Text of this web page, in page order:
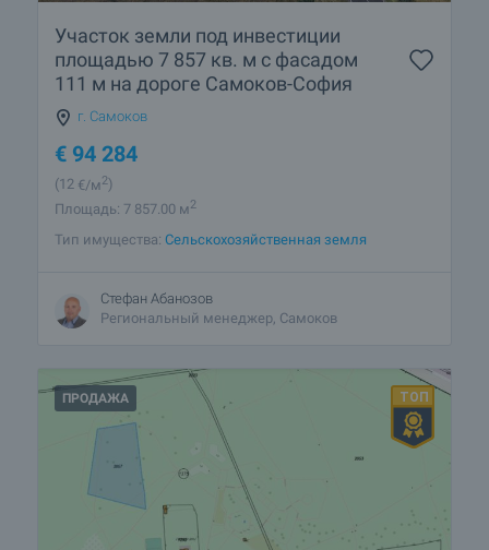
Участок земли под инвестиции
площадью 7 857 кв. м с фасадом
111 м на дороге Самоков-София
г. Самоков
€ 94 284
(12 €/м2)
Площадь: 7 857.00 м2
Тип имущества: Сельскохозяйственная земля
Стефан Абанозов
Региональный менеджер, Самоков
ПРОДАЖА